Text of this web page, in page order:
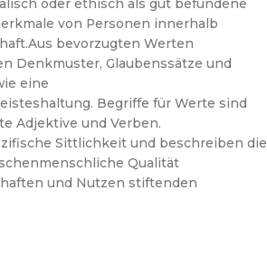
oder ethisch als gut befundene
von Personen innerhalb
bevorzugten Werten
Denkmuster, Glaubenssätze und
eine
Begriffe für Werte sind
Adjektive und Verben.
Sittlichkeit und beschreiben die
Qualität
und Nutzen stiftenden